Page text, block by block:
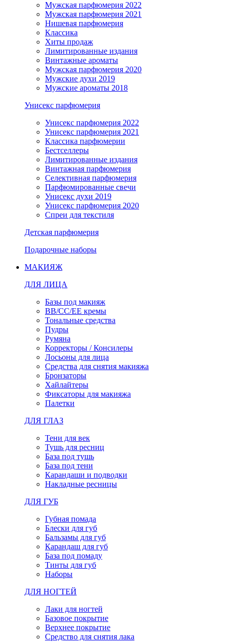
Мужская парфюмерия 2022
Мужская парфюмерия 2021
Нишевая парфюмерия
Классика
Хиты продаж
Лимитированные издания
Винтажные ароматы
Мужская парфюмерия 2020
Мужские духи 2019
Мужские ароматы 2018
Унисекс парфюмерия
Унисекс парфюмерия 2022
Унисекс парфюмерия 2021
Классика парфюмерии
Бестселлеры
Лимитированные издания
Винтажная парфюмерия
Селективная парфюмерия
Парфюмированные свечи
Унисекс духи 2019
Унисекс парфюмерия 2020
Спреи для текстиля
Детская парфюмерия
Подарочные наборы
МАКИЯЖ
ДЛЯ ЛИЦА
Базы под макияж
BB/CC/EE кремы
Тональные средства
Пудры
Румяна
Корректоры / Консилеры
Лосьоны для лица
Средства для снятия макияжа
Бронзаторы
Хайлайтеры
Фиксаторы для макияжа
Палетки
ДЛЯ ГЛАЗ
Тени для век
Тушь для ресниц
База под тушь
База под тени
Карандаши и подводки
Накладные ресницы
ДЛЯ ГУБ
Губная помада
Блески для губ
Бальзамы для губ
Карандаш для губ
База под помаду
Тинты для губ
Наборы
ДЛЯ НОГТЕЙ
Лаки для ногтей
Базовое покрытие
Верхнее покрытие
Средство для снятия лака